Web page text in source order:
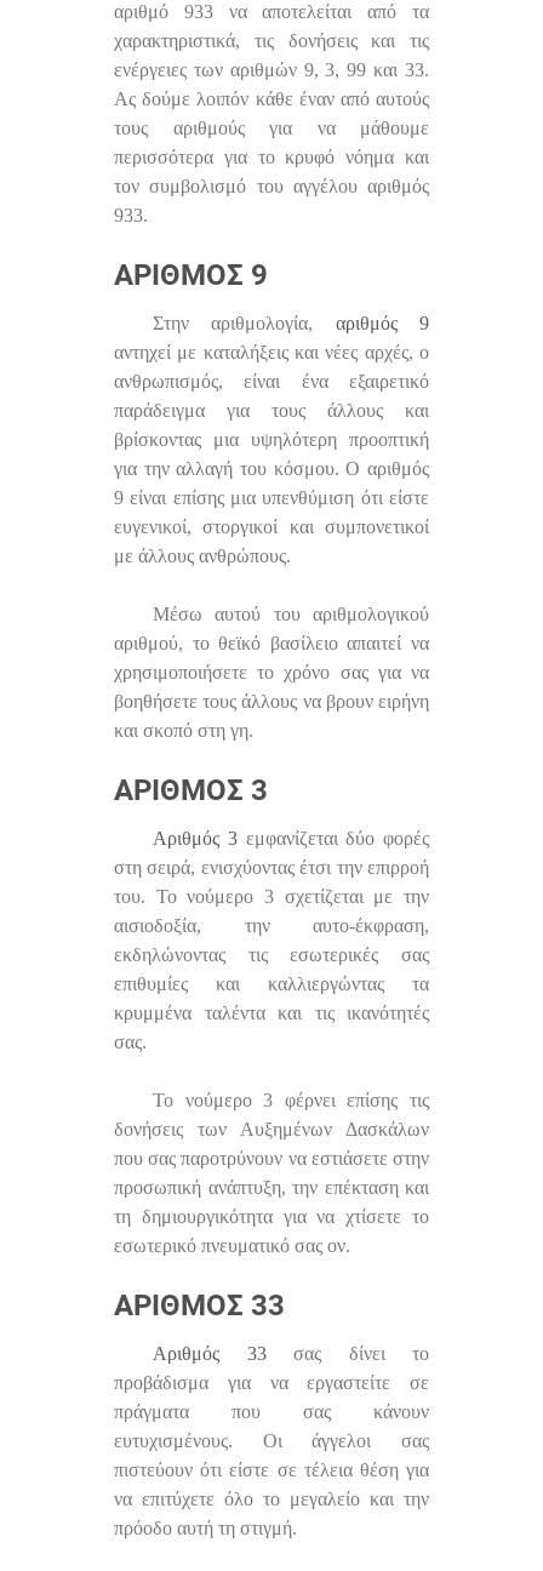
αριθμό 933 να αποτελείται από τα
χαρακτηριστικά, τις δονήσεις και τις
ενέργειες των αριθμών 9, 3, 99 και 33.
Ας δούμε λοιπόν κάθε έναν από αυτούς
τους αριθμούς για να μάθουμε
περισσότερα για το κρυφό νόημα και
τον συμβολισμό του αγγέλου αριθμός
933.
ΑΡΙΘΜΌΣ 9
Στην αριθμολογία, αριθμός 9
αντηχεί με καταλήξεις και νέες αρχές, ο
ανθρωπισμός, είναι ένα εξαιρετικό
παράδειγμα για τους άλλους και
βρίσκοντας μια υψηλότερη προοπτική
για την αλλαγή του κόσμου. Ο αριθμός
9 είναι επίσης μια υπενθύμιση ότι είστε
ευγενικοί, στοργικοί και συμπονετικοί
με άλλους ανθρώπους.
Μέσω αυτού του αριθμολογικού
αριθμού, το θεϊκό βασίλειο απαιτεί να
χρησιμοποιήσετε το χρόνο σας για να
βοηθήσετε τους άλλους να βρουν ειρήνη
και σκοπό στη γη.
ΑΡΙΘΜΌΣ 3
Αριθμός 3εμφανίζεται δύο φορές
στη σειρά, ενισχύοντας έτσι την επιρροή
του. Το νούμερο 3 σχετίζεται με την
αισιοδοξία, την αυτο-έκφραση,
εκδηλώνοντας τις εσωτερικές σας
επιθυμίες και καλλιεργώντας τα
κρυμμένα ταλέντα και τις ικανότητές
σας.
Το νούμερο 3 φέρνει επίσης τις
δονήσεις των Αυξημένων Δασκάλων
που σας παροτρύνουν να εστιάσετε στην
προσωπική ανάπτυξη, την επέκταση και
τη δημιουργικότητα για να χτίσετε το
εσωτερικό πνευματικό σας ον.
ΑΡΙΘΜΌΣ 33
Αριθμός 33σας δίνει το
προβάδισμα για να εργαστείτε σε
πράγματα που σας κάνουν
ευτυχισμένους. Οι άγγελοι σας
πιστεύουν ότι είστε σε τέλεια θέση για
να επιτύχετε όλο το μεγαλείο και την
πρόοδο αυτή τη στιγμή.